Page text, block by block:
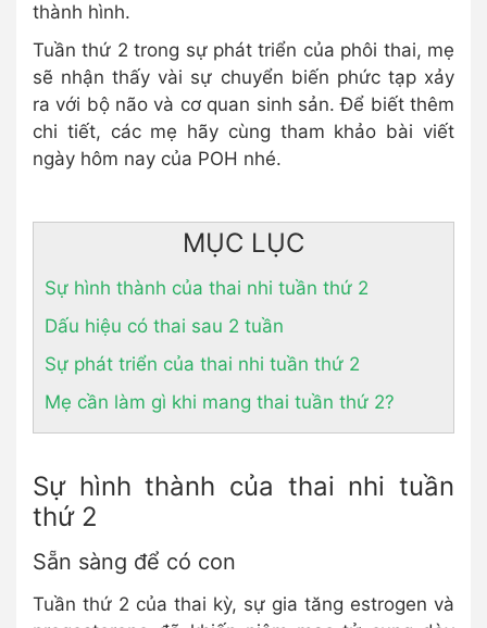
thành hình.
Tuần thứ 2 trong sự phát triển của phôi thai, mẹ
sẽ nhận thấy vài sự chuyển biến phức tạp xảy
ra với bộ não và cơ quan sinh sản. Để biết thêm
chi tiết, các mẹ hãy cùng tham khảo bài viết
ngày hôm nay của POH nhé.
MỤC LỤC
Sự hình thành của thai nhi tuần thứ 2
Dấu hiệu có thai sau 2 tuần
Sự phát triển của thai nhi tuần thứ 2
Mẹ cần làm gì khi mang thai tuần thứ 2?
Sự hình thành của thai nhi tuần
thứ 2
Sẵn sàng để có con
Tuần thứ 2 của thai kỳ, sự gia tăng estrogen và